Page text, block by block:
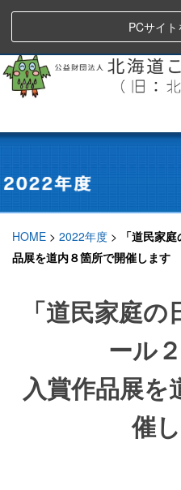
PCサイ
HOME > 2022年度 >
「道民家
品展を道内８箇所で開催します
「道民家庭
ール
入賞作品展を
催